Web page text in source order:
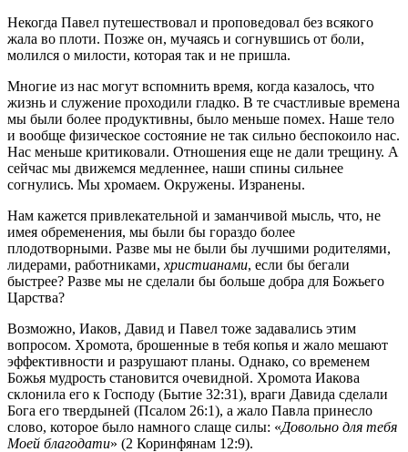
Некогда Павел путешествовал и проповедовал без всякого
жала во плоти. Позже он, мучаясь и согнувшись от боли,
молился о милости, которая так и не пришла.
Многие из нас могут вспомнить время, когда казалось, что
жизнь и служение проходили гладко. В те счастливые времена
мы были более продуктивны, было меньше помех. Наше тело
и вообще физическое состояние не так сильно беспокоило нас.
Нас меньше критиковали. Отношения еще не дали трещину. А
сейчас мы движемся медленнее, наши спины сильнее
согнулись. Мы хромаем. Окружены. Изранены.
Нам кажется привлекательной и заманчивой мысль, что, не
имея обременения, мы были бы гораздо более
плодотворными. Разве мы не были бы лучшими родителями,
лидерами, работниками, христианами, если бы бегали
быстрее? Разве мы не сделали бы больше добра для Божьего
Царства?
Возможно, Иаков, Давид и Павел тоже задавались этим
вопросом. Хромота, брошенные в тебя копья и жало мешают
эффективности и разрушают планы. Однако, со временем
Божья мудрость становится очевидной. Хромота Иакова
склонила его к Господу (Бытие 32:31), враги Давида сделали
Бога его твердыней (Псалом 26:1), а жало Павла принесло
слово, которое было намного слаще силы: «Довольно для тебя
Моей благодати» (2 Коринфянам 12:9).